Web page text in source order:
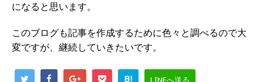
になると思います。
このブログも記事を作成するために色々と調べるので大
変ですが、継続していきたいです。
B! LINEへ送る